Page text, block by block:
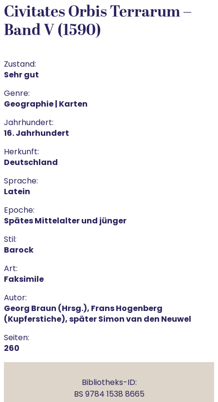
Civitates Orbis Terrarum –
Band V (1590)
Zustand:
Sehr gut
Genre:
Geographie | Karten
Jahrhundert:
16. Jahrhundert
Herkunft:
Deutschland
Sprache:
Latein
Epoche:
Spätes Mittelalter und jünger
Stil:
Barock
Art:
Faksimile
Autor:
Georg Braun (Hrsg.), Frans Hogenberg
(Kupferstiche), später Simon van den Neuwel
Seiten:
260
Bibliotheks-ID:
BS 9784 1538 8665